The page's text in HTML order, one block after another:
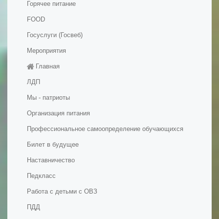
Горячее питание
FOOD
Госуслуги (Госвеб)
Мероприятия
Главная
ЛДП
Мы - патриоты
Организация питания
Профессиональное самоопределение обучающихся
Билет в будущее
Наставничество
Педкласс
Работа с детьми с ОВЗ
ПДД